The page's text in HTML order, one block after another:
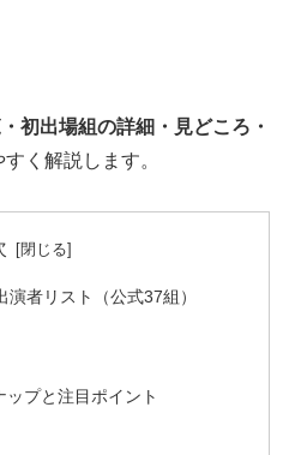
初出場組の詳細・見どころ・
く解説します。
者リスト（公式37組）
プと注目ポイント